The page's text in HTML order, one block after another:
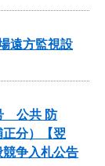
遠方監視設
公共 防
分）【翌
争入札公告